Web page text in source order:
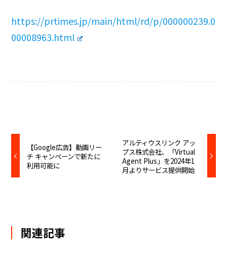
https://prtimes.jp/main/html/rd/p/000000239.0
00008963.html
【Google広告】動画リー
チ キャンペーンで新たに
利用可能に
アルティウスリンク アッ
プス株式会社、「Virtual
Agent Plus」を2024年1
月よりサービス提供開始
関連記事